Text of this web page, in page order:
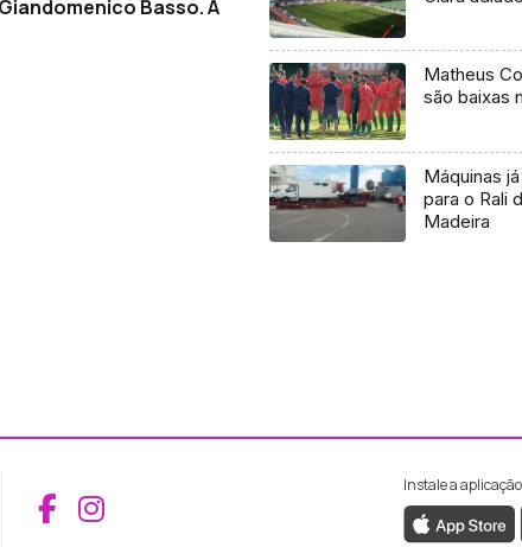
Basso. A
Matheus
são baixas
Máquinas
para o Rali
Madeira
Aceder ao Facebook da RTP
Aceder ao Instagram da RTP
Instale a aplicação